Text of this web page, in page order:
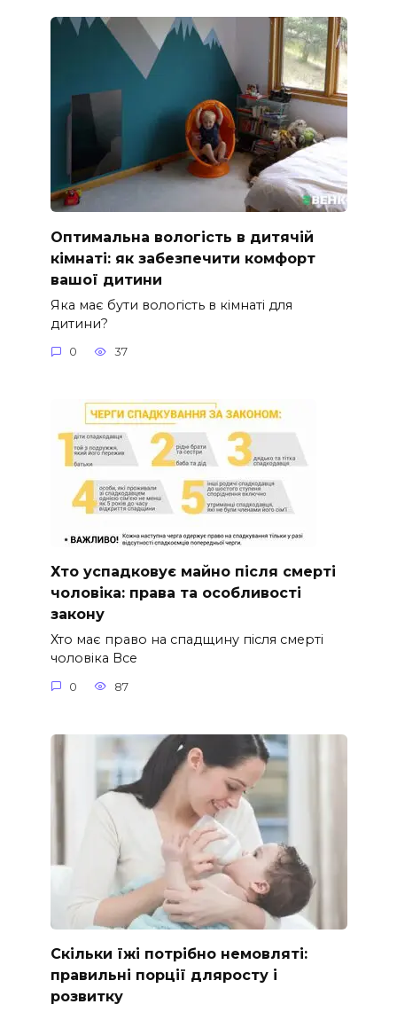
Оптимальна вологість в дитячій
кімнаті: як забезпечити комфорт
вашої дитини
Яка має бути вологість в кімнаті для
дитини?
0 37
Хто успадковує майно після смерті
чоловіка: права та особливості
закону
Хто має право на спадщину після смерті
чоловіка Все
0 87
Скільки їжі потрібно немовляті:
правильні порції дляросту і
розвитку